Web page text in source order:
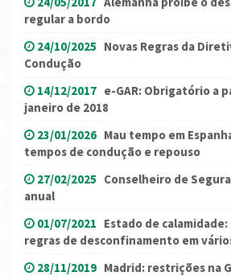
regular a bordo
24/10/2025 Novas Regras da
Condução
14/12/2017 e-GAR: Obrigatório a
janeiro de 2018
23/01/2026 Mau tempo em
tempos de condução e repouso
27/02/2025 Conselheiro de
anual
01/07/2021 Estado de
regras de desconfinamento em
28/11/2019 Madrid: restrições na